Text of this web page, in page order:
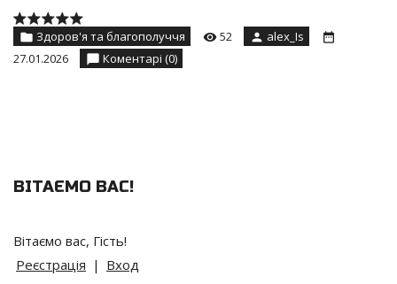
Здоров'я та благополуччя 52
alex_Is
27.01.2026
Коментарі (0)
ВІТАЄМО ВАС!
Вітаємо вас, Гість!
Реєстрація | Вход